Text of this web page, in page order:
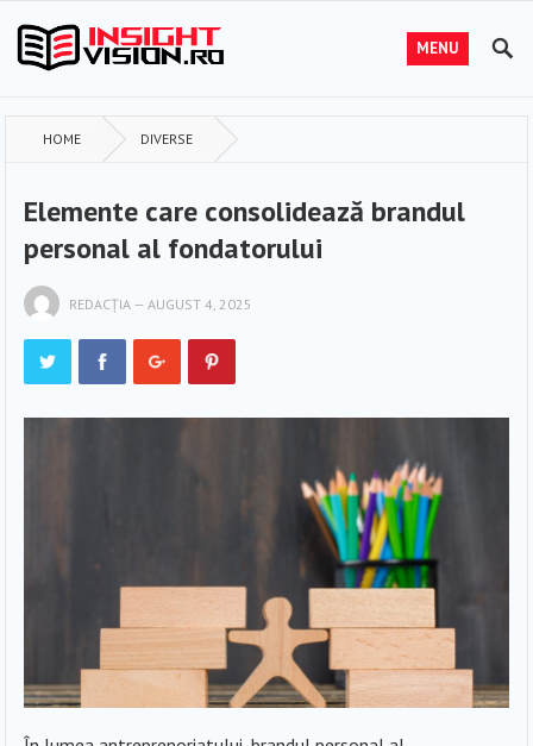
MENU
HOME DIVERSE
Elemente care consolidează brandul
personal al fondatorului
REDACȚIA —AUGUST 4, 2025